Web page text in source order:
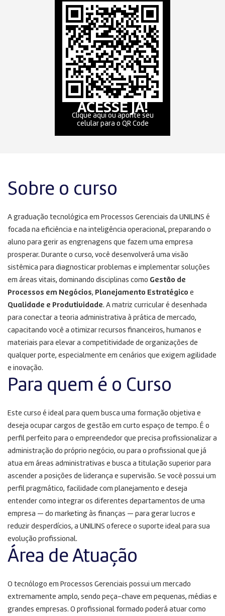
Sobre o curso
A graduação tecnológica em Processos Gerenciais da UNILINS é
focada na eficiência e na inteligência operacional, preparando o
aluno para gerir as engrenagens que fazem uma empresa
prosperar. Durante o curso, você desenvolverá uma visão
sistêmica para diagnosticar problemas e implementar soluções
em áreas vitais, dominando disciplinas como Gestão de
Processos em Negócios, Planejamento Estratégico e
Qualidade e Produtividade. A matriz curricular é desenhada
para conectar a teoria administrativa à prática de mercado,
capacitando você a otimizar recursos financeiros, humanos e
materiais para elevar a competitividade de organizações de
qualquer porte, especialmente em cenários que exigem agilidade
e inovação.
Para quem é o Curso
Este curso é ideal para quem busca uma formação objetiva e
deseja ocupar cargos de gestão em curto espaço de tempo. É o
perfil perfeito para o empreendedor que precisa profissionalizar a
administração do próprio negócio, ou para o profissional que já
atua em áreas administrativas e busca a titulação superior para
ascender a posições de liderança e supervisão. Se você possui um
perfil pragmático, facilidade com planejamento e deseja
entender como integrar os diferentes departamentos de uma
empresa — do marketing às finanças — para gerar lucros e
reduzir desperdícios, a UNILINS oferece o suporte ideal para sua
evolução profissional.
Área de Atuação
O tecnólogo em Processos Gerenciais possui um mercado
extremamente amplo, sendo peça-chave em pequenas, médias e
grandes empresas. O profissional formado poderá atuar como
ACESSE JÁ!
Clique aqui ou aponte seu
celular para o QR Code